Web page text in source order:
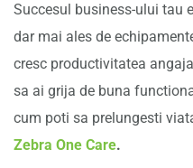
Succesul business-ului tau
dar mai ales de
cresc productivitatea
sa ai grija de buna
cum poti sa prelungesti
Zebra One Care.